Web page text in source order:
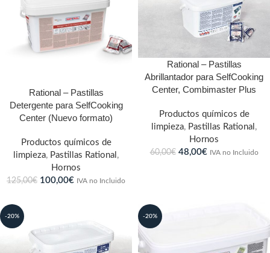
Rational – Pastillas
Detergente para SelfCooking
Center (Nuevo formato)
Productos químicos de
limpieza, Pastillas Rational ,
Hornos
125,00€ 100,00€ IVA no Incluido
Rational – Pastillas
Abrillantador para SelfCooking
Center, Combimaster Plus
Productos químicos de
limpieza, Pastillas Rational ,
Hornos
60,00€ 48,00€ IVA no Incluido
-20% -20%